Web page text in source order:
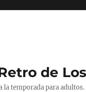
de
temporada para adultos.